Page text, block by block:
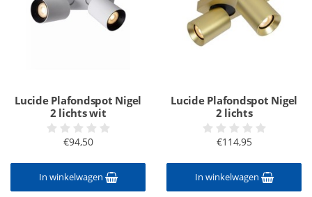
Lucide Plafondspot Nigel
2 lichts wit
€94,50
In winkelwagen
Lucide Plafondspot Nigel
2 lichts
€114,95
In winkelwagen